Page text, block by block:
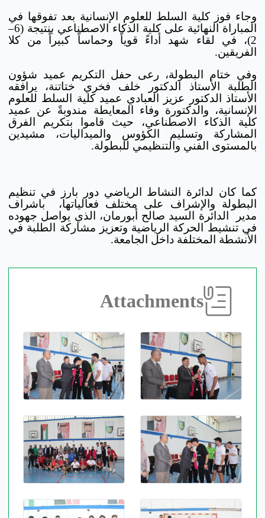
وجاء فوز كلية السلط للعلوم الإنسانية بعد تفوقها في
المباراة النهائية على كلية الذكاء الاصطناعي بنتيجة (6–
2)، في لقاء شهد أداءً قوياً وحماساً كبيراً من كلا
الفريقين.
وفي ختام البطولة، رعى حفل التكريم عميد شؤون
الطلبة الأستاذ الدكتور خلف فخري ختاتنة، يرافقه
الأستاذ الدكتور عزيز العبادي عميد كلية السلط للعلوم
الإنسانية، والدكتورة وفاء المعايطة مندوبةً عن عميد
كلية الذكاء الاصطناعي، حيث قاموا بتكريم الفرق
المشاركة وتسليم الكؤوس والميداليات، مشيدين
بالمستوى الفني والتنظيمي للبطولة.
كما كان لدائرة النشاط الرياضي دور بارز في تنظيم
البطولة والإشراف على مختلف فعالياتها، باشراف
مدير الدائرة السيد صالح أبورمان، الذي يواصل جهوده
في تنشيط الحركة الرياضية وتعزيز مشاركة الطلبة في
الأنشطة المختلفة داخل الجامعة.
Attachments